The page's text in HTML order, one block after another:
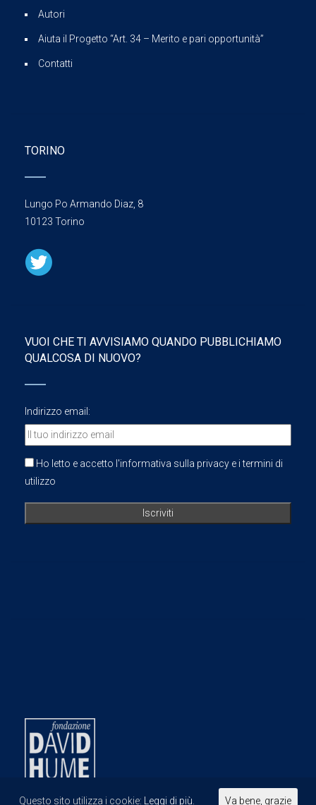
Autori
Aiuta il Progetto “Art. 34 – Merito e pari opportunità”
Contatti
TORINO
Lungo Po Armando Diaz, 8
10123 Torino
VUOI CHE TI AVVISIAMO QUANDO PUBBLICHIAMO
QUALCOSA DI NUOVO?
Indirizzo email:
Ho letto e accetto l'informativa sulla privacy e i termini di
utilizzo
Questo sito utilizza i cookie: Leggi di più. Va bene, grazie